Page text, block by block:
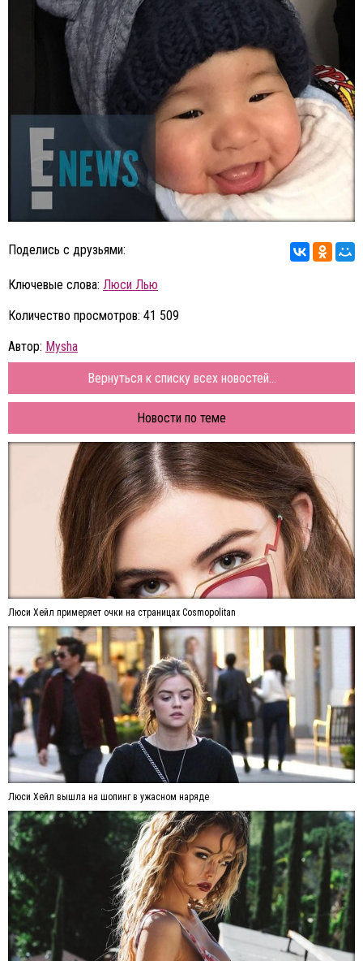
Поделись с друзьями:
Ключевые слова: Люси Лью
Количество просмотров: 41 509
Автор: Mysha
Вернуться к списку всех новостей...
Новости по теме
Люси Хейл примеряет очки на страницах Cosmopolitan
Люси Хейл вышла на шопинг в ужасном наряде